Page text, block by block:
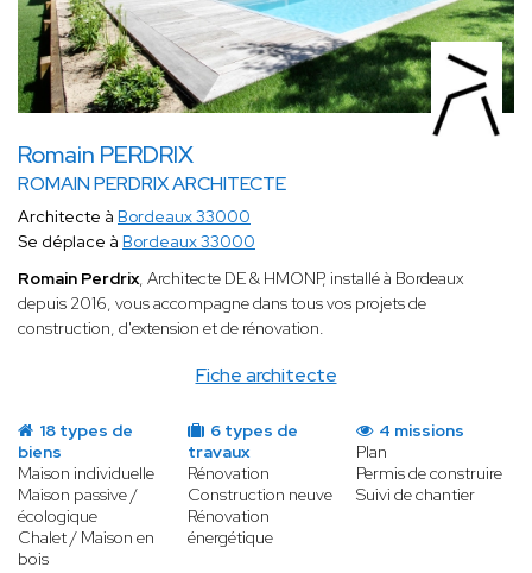
Romain PERDRIX
ROMAIN PERDRIX ARCHITECTE
Fiche architecte
Architecte à Bordeaux 33000
Se déplace à Bordeaux 33000
Romain Perdrix, Architecte DE & HMONP, installé à Bordeaux
depuis 2016, vous accompagne dans tous vos projets de
construction, d'extension et de rénovation.
18 types de
biens
Maison individuelle
Maison passive /
écologique
Chalet / Maison en
bois
6 types de
travaux
Rénovation
Construction neuve
Rénovation
énergétique
4 missions
Plan
Permis de construire
Suivi de chantier